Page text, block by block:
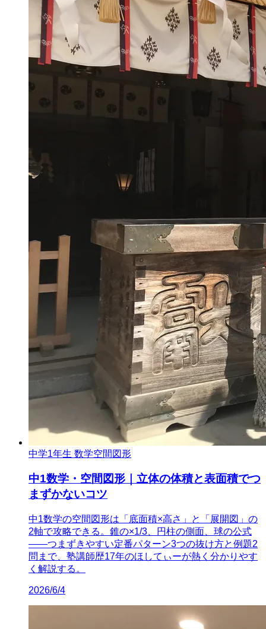
中学1年生 数学空間図形
中1数学・空間図形｜立体の体積と表面積でつ
まずかないコツ
中1数学の空間図形は「底面積×高さ」と「展開図」の
2軸で攻略できる。錐の×1/3、円柱の側面、球の公式
——つまずきやすい定番パターン3つの抜け方と例題2
問まで、塾講師歴17年のほしてぃーが熱く分かりやす
く解説する。
2026/6/4